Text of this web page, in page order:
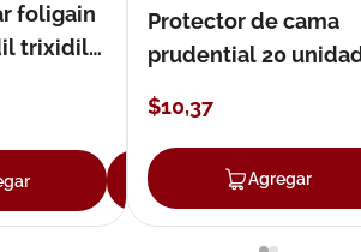
foligain
trixidil
Agregar
Protector de cama
prudential 20
$10,37
Agregar